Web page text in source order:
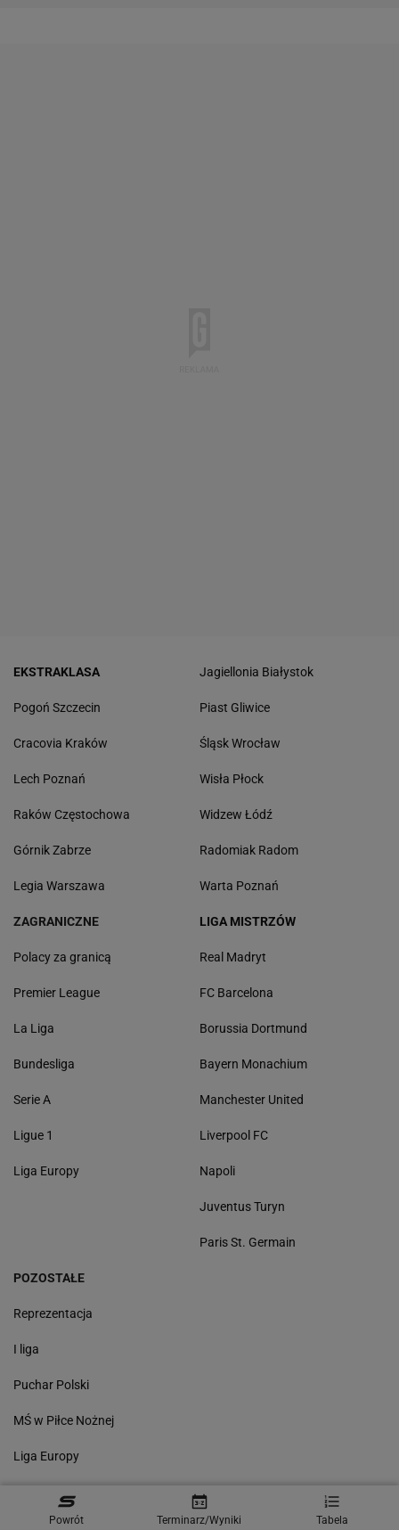
Powrót Terminarz/Wyniki Tabela
EKSTRAKLASA
Pogoń Szczecin
Cracovia Kraków
Lech Poznań
Raków Częstochowa
Górnik Zabrze
Legia Warszawa
Jagiellonia Białystok
Piast Gliwice
Śląsk Wrocław
Wisła Płock
Widzew Łódź
Radomiak Radom
Warta Poznań
ZAGRANICZNE
Polacy za granicą
Premier League
La Liga
Bundesliga
Serie A
Ligue 1
Liga Europy
LIGA MISTRZÓW
Real Madryt
FC Barcelona
Borussia Dortmund
Bayern Monachium
Manchester United
Liverpool FC
Napoli
Juventus Turyn
Paris St. Germain
POZOSTAŁE
Reprezentacja
I liga
Puchar Polski
MŚ w Piłce Nożnej
Liga Europy